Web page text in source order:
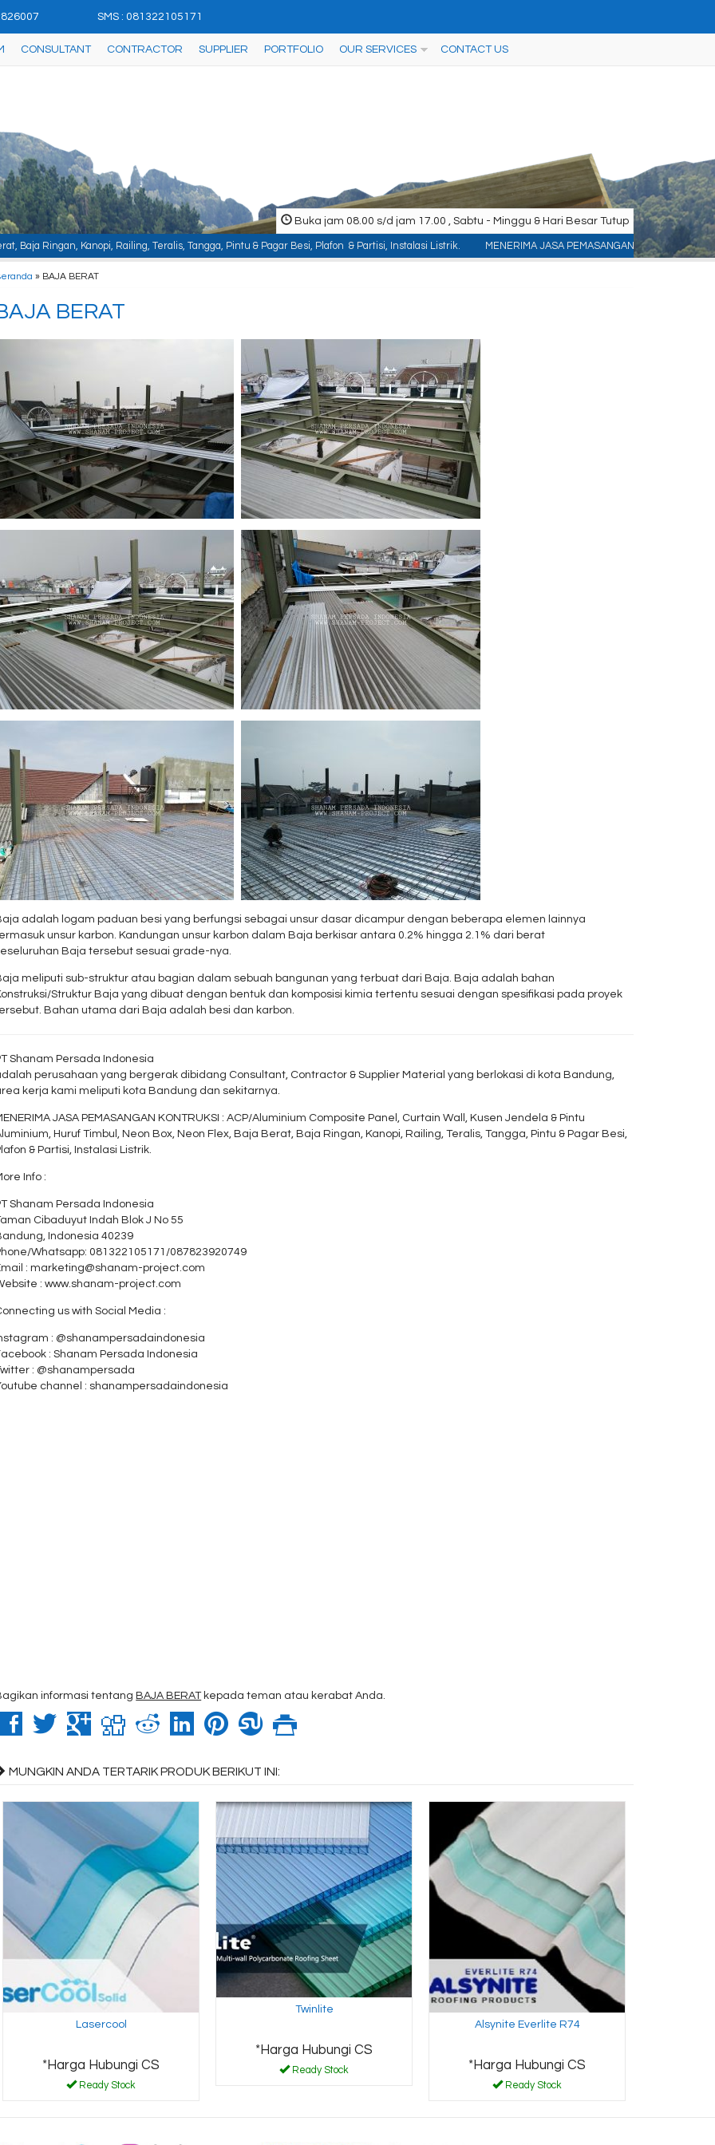
SMS : 081322105171
CONSULTANT CONTRACTOR SUPPLIER PORTFOLIO OUR SERVICES CONTACT US
Buka jam 08.00 s/d jam 17.00 , Sabtu - Minggu & Hari Besar Tutup
Kanopi, Railing, Teralis, Tangga, Pintu & Pagar Besi, Plafon & Partisi, Instalasi Listrik. MENERIMA JASA PEMASANGAN KONTRUKSI : ACP/
» BAJA BERAT
BERAT
adalah logam paduan besi yang berfungsi sebagai unsur dasar dicampur dengan beberapa elemen lainnya
unsur karbon. Kandungan unsur karbon dalam Baja berkisar antara 0.2% hingga 2.1% dari berat
Baja tersebut sesuai grade-nya.
meliputi sub-struktur atau bagian dalam sebuah bangunan yang terbuat dari Baja. Baja adalah bahan
Struktur Baja yang dibuat dengan bentuk dan komposisi kimia tertentu sesuai dengan spesifikasi pada proyek
Bahan utama dari Baja adalah besi dan karbon.
Shanam Persada Indonesia
perusahaan yang bergerak dibidang Consultant, Contractor & Supplier Material yang berlokasi di kota Bandung,
kerja kami meliputi kota Bandung dan sekitarnya.
JASA PEMASANGAN KONTRUKSI : ACP/Aluminium Composite Panel, Curtain Wall, Kusen Jendela & Pintu
Huruf Timbul, Neon Box, Neon Flex, Baja Berat, Baja Ringan, Kanopi, Railing, Teralis, Tangga, Pintu & Pagar Besi,
& Partisi, Instalasi Listrik.
Info :
Shanam Persada Indonesia
Cibaduyut Indah Blok J No 55
Indonesia 40239
Whatsapp: 081322105171/087823920749
: marketing@shanam-project.com
: www.shanam-project.com
us with Social Media :
: @shanampersadaindonesia
: Shanam Persada Indonesia
: @shanampersada
channel : shanampersadaindonesia
informasi tentangBAJA BERATkepada teman atau kerabat Anda.
MUNGKIN ANDA TERTARIK PRODUK BERIKUT INI:
Lasercool
*Harga Hubungi CS
Ready Stock
Twinlite
*Harga Hubungi CS
Ready Stock
Alsynite Everlite R74
*Harga Hubungi CS
Ready Stock